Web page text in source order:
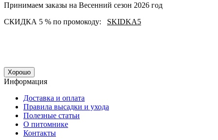
Принимаем заказы на Весенний сезон 2026 год
СКИДКА 5 % по промокоду: SKIDKA5
Хорошо
Информация
Доставка и оплата
Правила высадки и ухода
Полезные статьи
О питомнике
Контакты